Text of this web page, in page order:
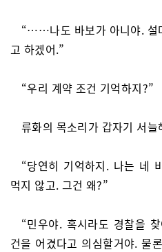
“……나도 바보가 아니야. 설
고 하겠어.”
“우리 계약 조건 기억하지?”
류화의 목소리가 갑자기 서늘
“당연히 기억하지. 나는 네
먹지 않고. 그건 왜?”
“민우야. 혹시라도 경찰을
건을 어겼다고 의심할거야. 물